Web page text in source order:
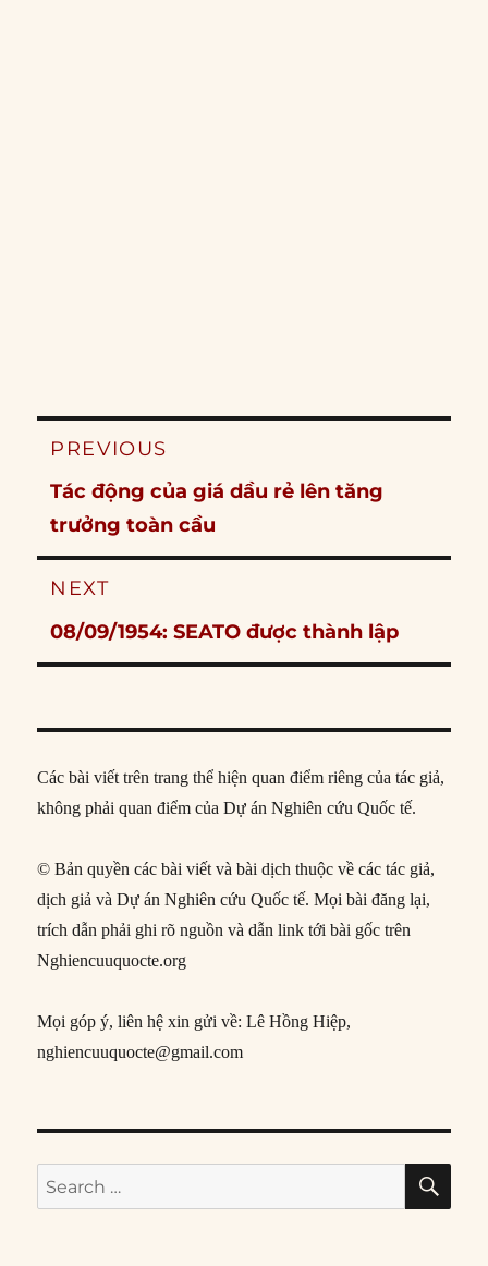
Post
PREVIOUS
Previous
post:
Tác động của giá dầu rẻ lên tăng
trưởng toàn cầu
NEXT
Next
post:
08/09/1954: SEATO được thành lập
Các bài viết trên trang thể hiện quan điểm riêng của tác giả,
không phải quan điểm của Dự án Nghiên cứu Quốc tế.
© Bản quyền các bài viết và bài dịch thuộc về các tác giả,
dịch giả và Dự án Nghiên cứu Quốc tế. Mọi bài đăng lại,
trích dẫn phải ghi rõ nguồn và dẫn link tới bài gốc trên
Nghiencuuquocte.org
Mọi góp ý, liên hệ xin gửi về: Lê Hồng Hiệp,
nghiencuuquocte@gmail.com
Search
for: